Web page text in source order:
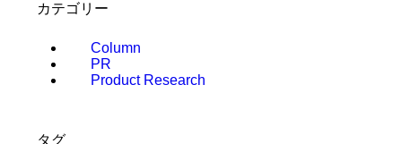
カテゴリー
Column
PR
Product Research
タグ